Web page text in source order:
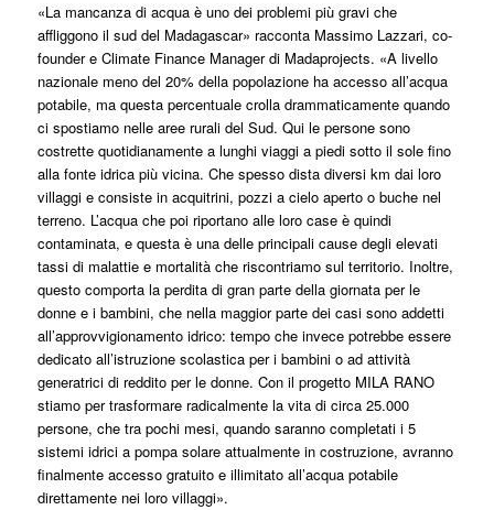
«La mancanza di acqua è uno dei problemi più gravi che
affliggono il sud del Madagascar» racconta Massimo Lazzari, co-
founder e Climate Finance Manager di Madaprojects. «A livello
nazionale meno del 20% della popolazione ha accesso all’acqua
potabile, ma questa percentuale crolla drammaticamente quando
ci spostiamo nelle aree rurali del Sud. Qui le persone sono
costrette quotidianamente a lunghi viaggi a piedi sotto il sole fino
alla fonte idrica più vicina. Che spesso dista diversi km dai loro
villaggi e consiste in acquitrini, pozzi a cielo aperto o buche nel
terreno. L’acqua che poi riportano alle loro case è quindi
contaminata, e questa è una delle principali cause degli elevati
tassi di malattie e mortalità che riscontriamo sul territorio. Inoltre,
questo comporta la perdita di gran parte della giornata per le
donne e i bambini, che nella maggior parte dei casi sono addetti
all’approvvigionamento idrico: tempo che invece potrebbe essere
dedicato all’istruzione scolastica per i bambini o ad attività
generatrici di reddito per le donne. Con il progetto MILA RANO
stiamo per trasformare radicalmente la vita di circa 25.000
persone, che tra pochi mesi, quando saranno completati i 5
sistemi idrici a pompa solare attualmente in costruzione, avranno
finalmente accesso gratuito e illimitato all’acqua potabile
direttamente nei loro villaggi».